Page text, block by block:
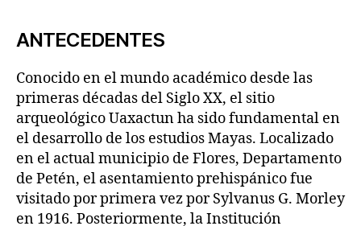
ANTECEDENTES
Conocido en el mundo académico desde las
primeras décadas del Siglo XX, el sitio
arqueológico Uaxactun ha sido fundamental en
el desarrollo de los estudios Mayas. Localizado
en el actual municipio de Flores, Departamento
de Petén, el asentamiento prehispánico fue
visitado por primera vez por Sylvanus G. Morley
en 1916. Posteriormente, la Institución